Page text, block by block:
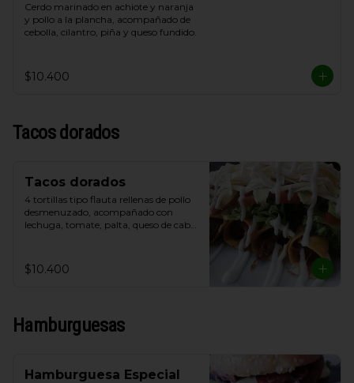
Cerdo marinado en achiote y naranja
y pollo a la plancha, acompañado de
cebolla, cilantro, piña y queso fundido.
$10.400
Tacos dorados
Tacos dorados
4 tortillas tipo flauta rellenas de pollo
desmenuzado, acompañado con
lechuga, tomate, palta, queso de cabra
$10.400
Hamburguesas
Hamburguesa Especial